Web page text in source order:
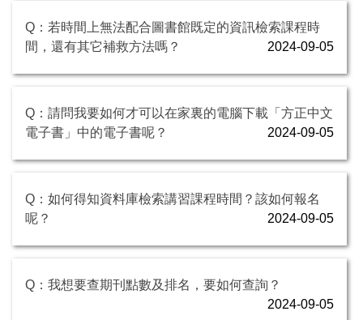
Q：若時間上無法配合圖書館既定的資訊檢索課程時
間，還有其它補救方法嗎？
2024-09-05
Q：請問我要如何才可以在家裏的電腦下載「方正中文
電子書」中的電子書呢？
2024-09-05
Q：如何得知資料庫檢索講習課程時間？該如何報名
呢？
2024-09-05
Q：我想要查期刊點數及排名，要如何查詢？
2024-09-05